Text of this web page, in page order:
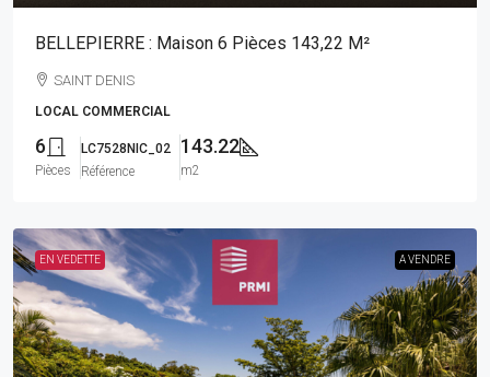
BELLEPIERRE : Maison 6 Pièces 143,22 M²
SAINT DENIS
LOCAL COMMERCIAL
6
Pièces
LC7528NIC_02
Référence
143.22
m2
EN VEDETTE A VENDRE